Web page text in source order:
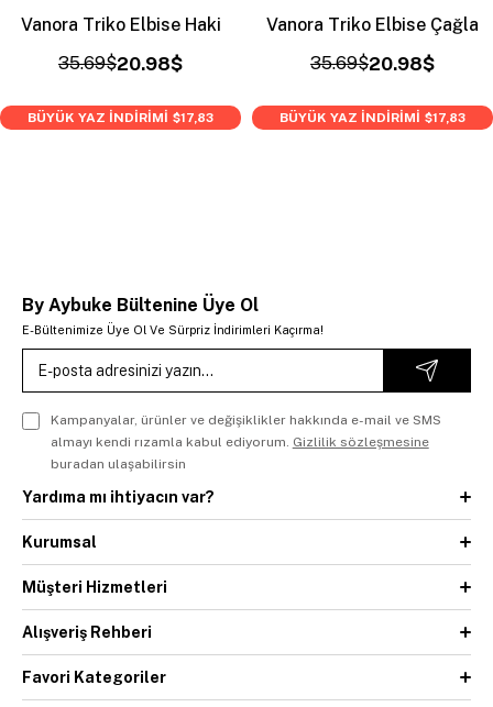
Vanora Triko Elbise Haki
20.98$
35.69$
BÜYÜK YAZ İNDİRİMİ $17,83
Vanora Triko Elbise Çağla
20.98$
35.69$
BÜYÜK YAZ İNDİRİMİ $17,83
By Aybuke Bültenine Üye Ol
E-Bültenimize Üye Ol Ve Sürpriz İndirimleri Kaçırma!
Kampanyalar, ürünler ve değişiklikler hakkında e-mail ve SMS
almayı kendi rızamla kabul ediyorum. Gizlilik sözleşmesine
buradan ulaşabilirsin
Yardıma mı ihtiyacın var?
Kurumsal
Müşteri Hizmetleri
Alışveriş Rehberi
Favori Kategoriler